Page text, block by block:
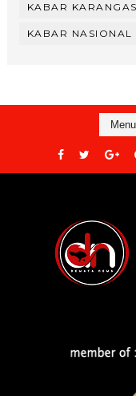
KABAR
KABAR NASIONAL